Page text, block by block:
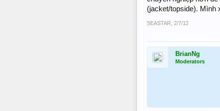
(jacket/topside). Mình
SEASTAR 2/7/12
BrianNg
Moderators